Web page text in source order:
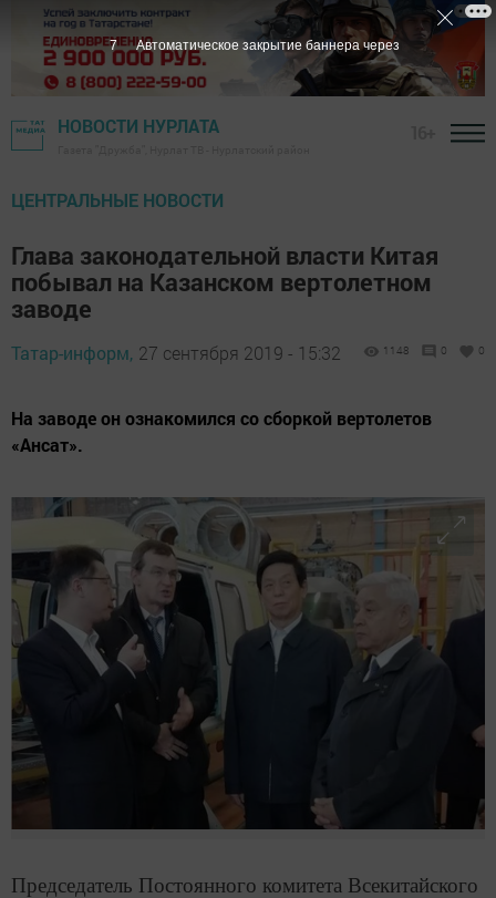
НОВОСТИ НУРЛАТА
ЦЕНТРАЛЬНЫЕ НОВОСТИ
Глава законодательной власти Китая
побывал на Казанском вертолетном
заводе
Татар-информ, 27 сентября 2019 - 15:32 1148 0 0
На заводе он ознакомился со сборкой вертолетов
«Ансат».
Председатель Постоянного комитета Всекитайского
6 Автоматическое закрытие баннера через